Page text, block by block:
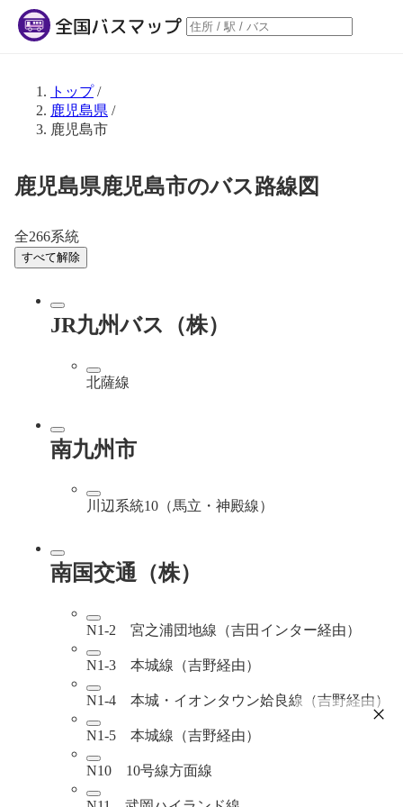
トップ/
鹿児島県 /
鹿児島市
鹿児島県鹿児島市のバス路線図
全266系統
すべて解除
JR九州バス（株）
北薩線
南九州市
川辺系統10（馬立・神殿線）
南国交通（株）
N1-2 宮之浦団地線（吉田インター経由）
N1-3 本城線（吉野経由）
N1-4 本城・イオンタウン姶良線（吉野経由）
N1-5 本城線（吉野経由）
N10 10号線方面線